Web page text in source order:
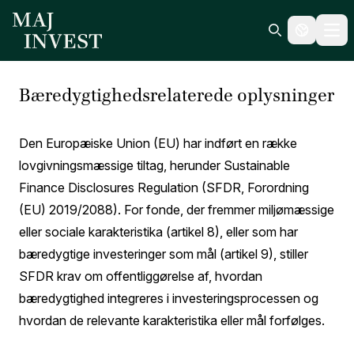
Search icon
Bæredygtighedsrelaterede oplysninger
Den Europæiske Union (EU) har indført en række
lovgivningsmæssige tiltag, herunder Sustainable
Finance Disclosures Regulation (SFDR, Forordning
(EU) 2019/2088). For fonde, der fremmer miljømæssige
eller sociale karakteristika (artikel 8), eller som har
bæredygtige investeringer som mål (artikel 9), stiller
SFDR krav om offentliggørelse af, hvordan
bæredygtighed integreres i investeringsprocessen og
hvordan de relevante karakteristika eller mål forfølges.